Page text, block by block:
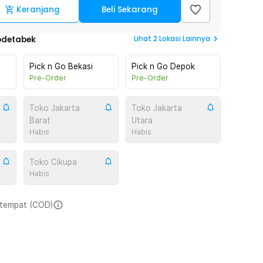
Keranjang Beli Sekarang
Lihat 2Lokasi Lainnya
Pick n Go Bekasi
Pre-Order
Pick n Go Depok
Pre-Order
Toko Jakarta
Barat
Habis
Toko Jakarta
Utara
Habis
Toko Cikupa
Habis
(COD)